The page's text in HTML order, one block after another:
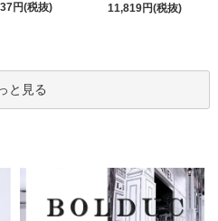
円(税抜)
11,819円(税抜)
と見る